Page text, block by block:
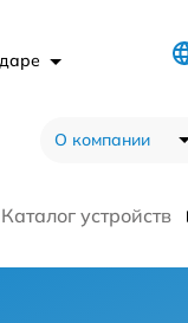
О компании
Каталог устройств